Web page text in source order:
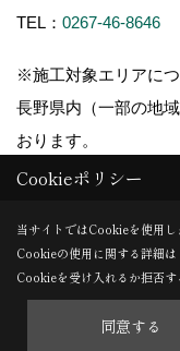
TEL： 0267-46-8646
※施工対象エリアに
長野県内（一部の地
おります。
Copyright (c)
Cookieポリシー
当サイトではCookieを使用し
Cookieの使用に関する詳細は
Cookieを受け入れるか拒否す
同意する